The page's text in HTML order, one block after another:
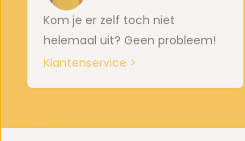
Kom je er zelf toch niet
helemaal uit? Geen probleem!
Klantenservice >